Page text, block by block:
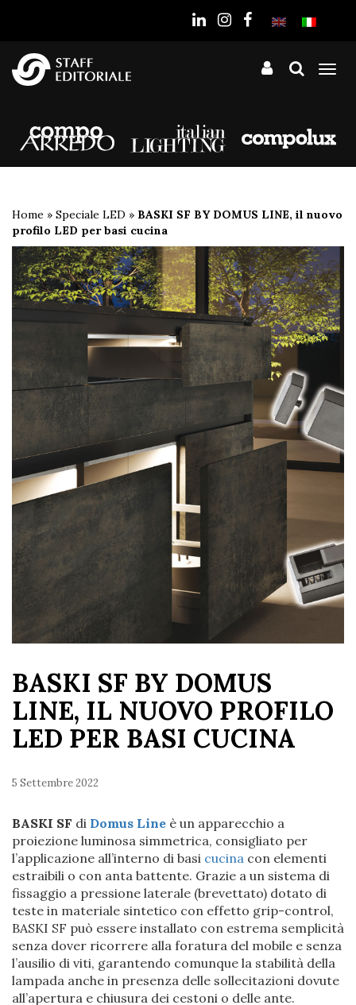
Home » Speciale LED » BASKI SF BY DOMUS LINE, il nuovo
profilo LED per basi cucina
BASKI SF BY DOMUS
LINE, IL NUOVO PROFILO
LED PER BASI CUCINA
5 Settembre 2022
BASKI SF di Domus Line è un apparecchio a
proiezione luminosa simmetrica, consigliato per
l’applicazione all’interno di basi cucina con elementi
estraibili o con anta battente. Grazie a un sistema di
fissaggio a pressione laterale (brevettato) dotato di
teste in materiale sintetico con effetto grip-control,
BASKI SF può essere installato con estrema semplicità
senza dover ricorrere alla foratura del mobile e senza
l’ausilio di viti, garantendo comunque la stabilità della
lampada anche in presenza delle sollecitazioni dovute
all’apertura e chiusura dei cestoni o delle ante.